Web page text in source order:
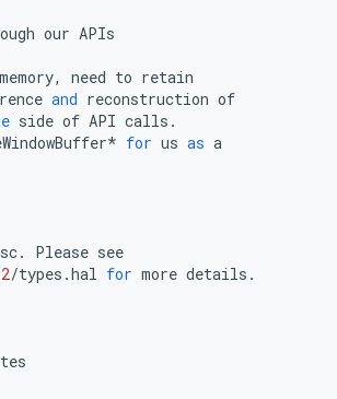
our APIs
memory, need to retain
and reconstruction of
side of API calls .
* for us as a
. Please see
/types .hal for more details .